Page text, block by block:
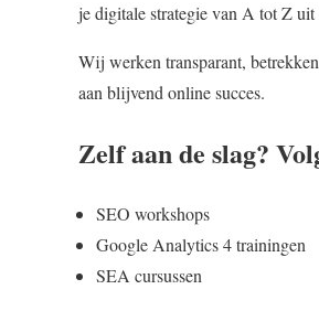
je digitale strategie van A tot Z
Wij werken transparant,
aan blijvend online succes.
Zelf aan de slag?
SEO workshops
Google Analytics 4 trainingen
SEA cursussen